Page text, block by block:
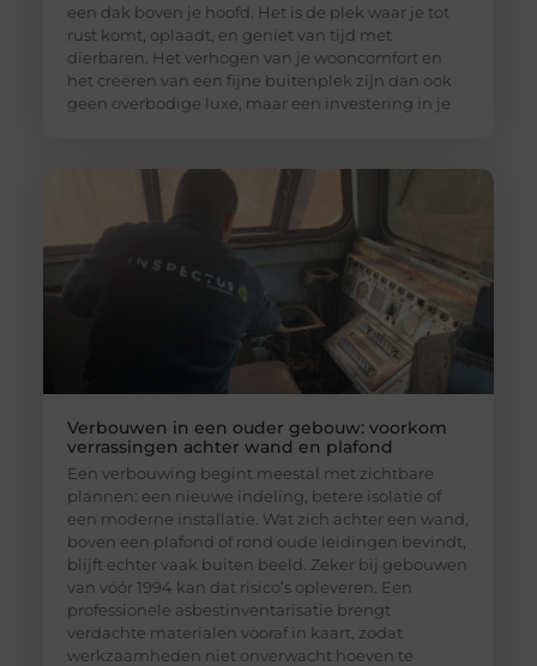
een dak boven je hoofd. Het is de plek waar je tot
rust komt, oplaadt, en geniet van tijd met
dierbaren. Het verhogen van je wooncomfort en
het creëren van een fijne buitenplek zijn dan ook
geen overbodige luxe, maar een investering in je
Verbouwen in een ouder gebouw: voorkom
verrassingen achter wand en plafond
Een verbouwing begint meestal met zichtbare
plannen: een nieuwe indeling, betere isolatie of
een moderne installatie. Wat zich achter een wand,
boven een plafond of rond oude leidingen bevindt,
blijft echter vaak buiten beeld. Zeker bij gebouwen
van vóór 1994 kan dat risico’s opleveren. Een
professionele asbestinventarisatie brengt
verdachte materialen vooraf in kaart, zodat
werkzaamheden niet onverwacht hoeven te